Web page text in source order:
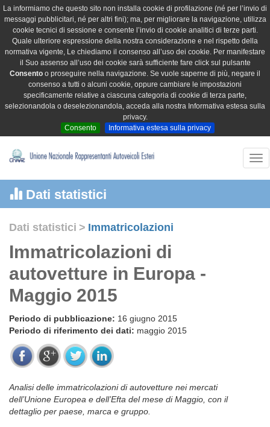
La informiamo che questo sito non installa cookie di profilazione (né per l’invio di
messaggi pubblicitari, né per altri fini); ma, per migliorare la navigazione, utilizza
cookie tecnici di sessione e consente l’invio di cookie analitici di terze parti.
Quale ulteriore espressione della nostra considerazione e nel rispetto della
normativa vigente, Le chiediamo il consenso all’uso dei cookie. Per manifestare
il Suo assenso all’uso dei cookie sarà sufficiente fare click sul pulsante
Consento o proseguire nella navigazione. Se vuole saperne di più, negare il
consenso a tutti o alcuni cookie, oppure cambiare le impostazioni
specificamente relative a ciascuna categoria di cookie di terza parte,
selezionandola o deselezionandola, acceda alla nostra Informativa estesa sulla
privacy.
Consento
Informativa estesa sulla privacy
Dati statistici
Dati statistici > Immatricolazioni
Immatricolazioni di
autovetture in Europa -
Maggio 2015
Periodo di pubblicazione: 16 giugno 2015
Periodo di riferimento dei dati: maggio 2015
Analisi delle immatricolazioni di autovetture nei mercati
dell’Unione Europea e dell’Efta del mese di Maggio, con il
dettaglio per paese, marca e gruppo.